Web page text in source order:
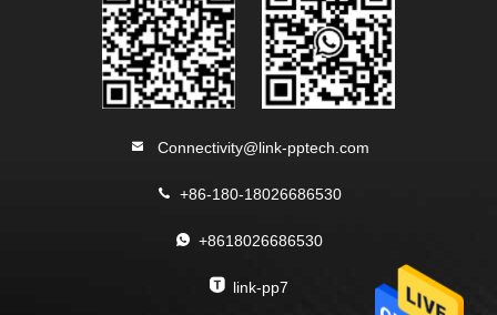
Connectivity@link-pptech.com
+86-180-18026686530
+8618026686530
link-pp7